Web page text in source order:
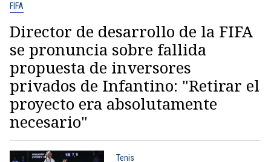
FIFA
Director de desarrollo de la FIFA
se pronuncia sobre fallida
propuesta de inversores
privados de Infantino: "Retirar el
proyecto era absolutamente
necesario"
Tenis